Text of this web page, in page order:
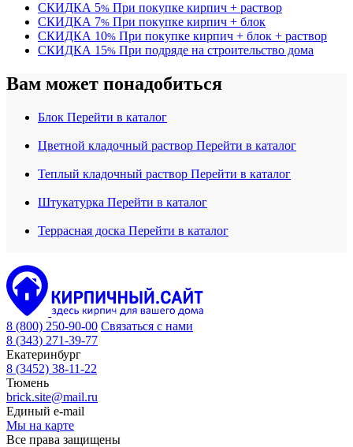
СКИДКА 5% При покупке кирпич + раствор
СКИДКА 7% При покупке кирпич + блок
СКИДКА 10% При покупке кирпич + блок + раствор
СКИДКА 15% При подряде на строительство дома
Вам может понадобиться
Блок Перейти в каталог
Цветной кладочный раствор Перейти в каталог
Теплый кладочный раствор Перейти в каталог
Штукатурка Перейти в каталог
Террасная доска Перейти в каталог
8 (800) 250-90-00 Связаться с нами
8 (343) 271-39-77
Екатеринбург
8 (3452) 38-11-22
Тюмень
brick.site@mail.ru
Единый e-mail
Мы на карте
Все права защищены